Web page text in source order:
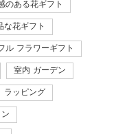
のある花ギフト
な花ギフト
ル フラワーギフト
室内 ガーデン
ラッピング